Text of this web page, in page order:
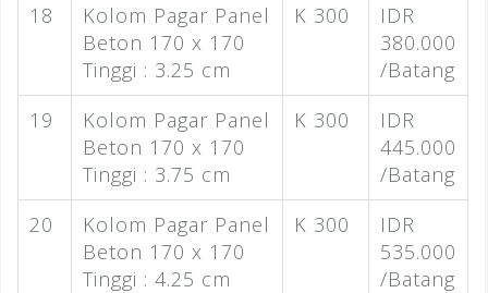
18
Kolom Pagar Panel
Beton 170 x 170
Tinggi : 3.25 cm
K 300
IDR
380.000
/Batang
19
Kolom Pagar Panel
Beton 170 x 170
Tinggi : 3.75 cm
K 300
IDR
445.000
/Batang
20
Kolom Pagar Panel
Beton 170 x 170
Tinggi : 4.25 cm
K 300
IDR
535.000
/Batang